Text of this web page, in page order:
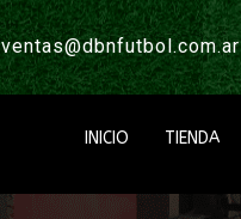
ventas@dbnfutbol.com.ar
INICIO TIENDA